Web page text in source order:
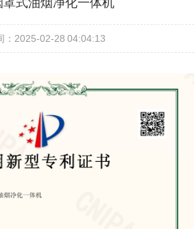
罩式油烟净化一体机
：2025-02-28 04:04:13